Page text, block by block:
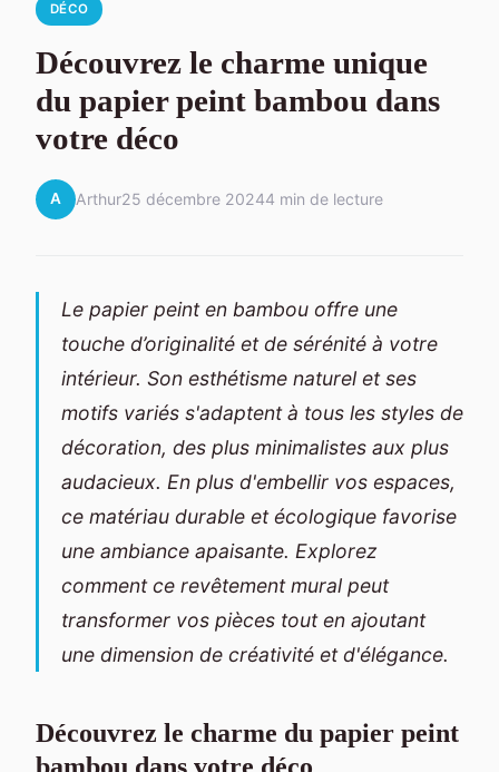
DÉCO
Découvrez le charme unique
du papier peint bambou dans
votre déco
A Arthur25 décembre 20244 min de lecture
Le papier peint en bambou offre une
touche d’originalité et de sérénité à votre
intérieur. Son esthétisme naturel et ses
motifs variés s'adaptent à tous les styles de
décoration, des plus minimalistes aux plus
audacieux. En plus d'embellir vos espaces,
ce matériau durable et écologique favorise
une ambiance apaisante. Explorez
comment ce revêtement mural peut
transformer vos pièces tout en ajoutant
une dimension de créativité et d'élégance.
Découvrez le charme du papier peint
bambou dans votre déco